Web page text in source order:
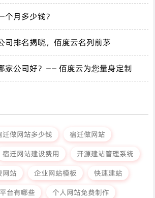
个月多少钱？
司排名揭晓，佰度云名列前茅
家公司好？—— 佰度云为您量身定制
迁做网站多少钱
宿迁做网站
宿迁网站建设费用
开源建站管理系统
网站 企业网站模板
快速建站
台有哪些
个人网站免费制作